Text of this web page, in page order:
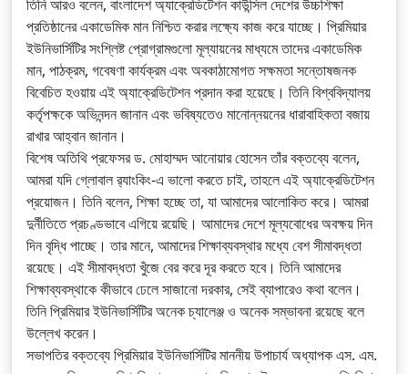
তিনি আরও বলেন, বাংলাদেশ অ্যাক্রেডিটেশন কাউন্সিল দেশের উচ্চশিক্ষা
প্রতিষ্ঠানের একাডেমিক মান নিশ্চিত করার লক্ষ্যে কাজ করে যাচ্ছে। প্রিমিয়ার
ইউনিভার্সিটির সংশ্লিষ্ট প্রোগ্রামগুলো মূল্যায়নের মাধ্যমে তাদের একাডেমিক
মান, পাঠক্রম, গবেষণা কার্যক্রম এবং অবকাঠামোগত সক্ষমতা সন্তোষজনক
বিবেচিত হওয়ায় এই অ্যাক্রেডিটেশন প্রদান করা হয়েছে। তিনি বিশ্ববিদ্যালয়
কর্তৃপক্ষকে অভিনন্দন জানান এবং ভবিষ্যতেও মানোন্নয়নের ধারাবাহিকতা বজায়
রাখার আহ্বান জানান।
বিশেষ অতিথি প্রফেসর ড. মোহাম্মদ আনোয়ার হোসেন তাঁর বক্তব্যে বলেন,
আমরা যদি গ্লোবাল র‌্যাংকিং-এ ভালো করতে চাই, তাহলে এই অ্যাক্রেডিটেশন
প্রয়োজন। তিনি বলেন, শিক্ষা হচ্ছে তা, যা আমাদের আলোকিত করে। আমরা
দুর্নীতিতে প্রচণ্ডভাবে এগিয়ে রয়েছি। আমাদের দেশে মূল্যবোধের অবক্ষয় দিন
দিন বৃদ্ধি পাচ্ছে। তার মানে, আমাদের শিক্ষাব্যবস্থার মধ্যে বেশ সীমাবদ্ধতা
রয়েছে। এই সীমাবদ্ধতা খুঁজে বের করে দূর করতে হবে। তিনি আমাদের
শিক্ষাব্যবস্থাকে কীভাবে ঢেলে সাজানো দরকার, সেই ব্যাপারেও কথা বলেন।
তিনি প্রিমিয়ার ইউনিভার্সিটির অনেক চ্যালেঞ্জ ও অনেক সম্ভাবনা রয়েছে বলে
উল্লেখ করেন।
সভাপতির বক্তব্যে প্রিমিয়ার ইউনিভার্সিটির মাননীয় উপাচার্য অধ্যাপক এস. এম.